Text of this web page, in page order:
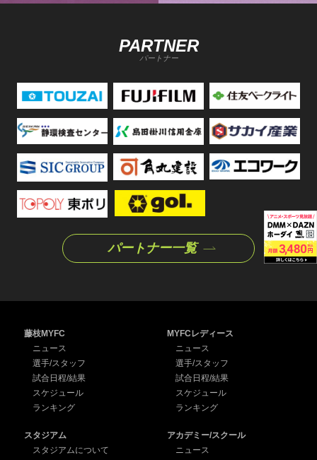
PARTNER
パートナー
パートナー一覧
藤枝MYFC
ニュース
選手/スタッフ
試合日程/結果
スケジュール
ランキング
MYFCレディース
ニュース
選手/スタッフ
試合日程/結果
スケジュール
ランキング
スタジアム
スタジアムについて
アカデミー/スクール
ニュース